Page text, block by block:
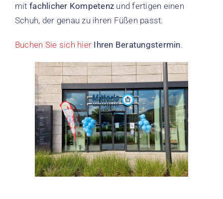
mitfachlicher Kompetenz und fertigen einen
Schuh, der genau zu ihren Füßen passt.
Buchen Sie sich hier Ihren Beratungstermin.